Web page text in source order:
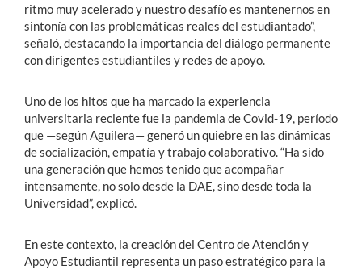
ritmo muy acelerado y nuestro desafío es mantenernos en
sintonía con las problemáticas reales del estudiantado”,
señaló, destacando la importancia del diálogo permanente
con dirigentes estudiantiles y redes de apoyo.
Uno de los hitos que ha marcado la experiencia
universitaria reciente fue la pandemia de Covid-19, período
que —según Aguilera— generó un quiebre en las dinámicas
de socialización, empatía y trabajo colaborativo. “Ha sido
una generación que hemos tenido que acompañar
intensamente, no solo desde la DAE, sino desde toda la
Universidad”, explicó.
En este contexto, la creación del Centro de Atención y
Apoyo Estudiantil representa un paso estratégico para la